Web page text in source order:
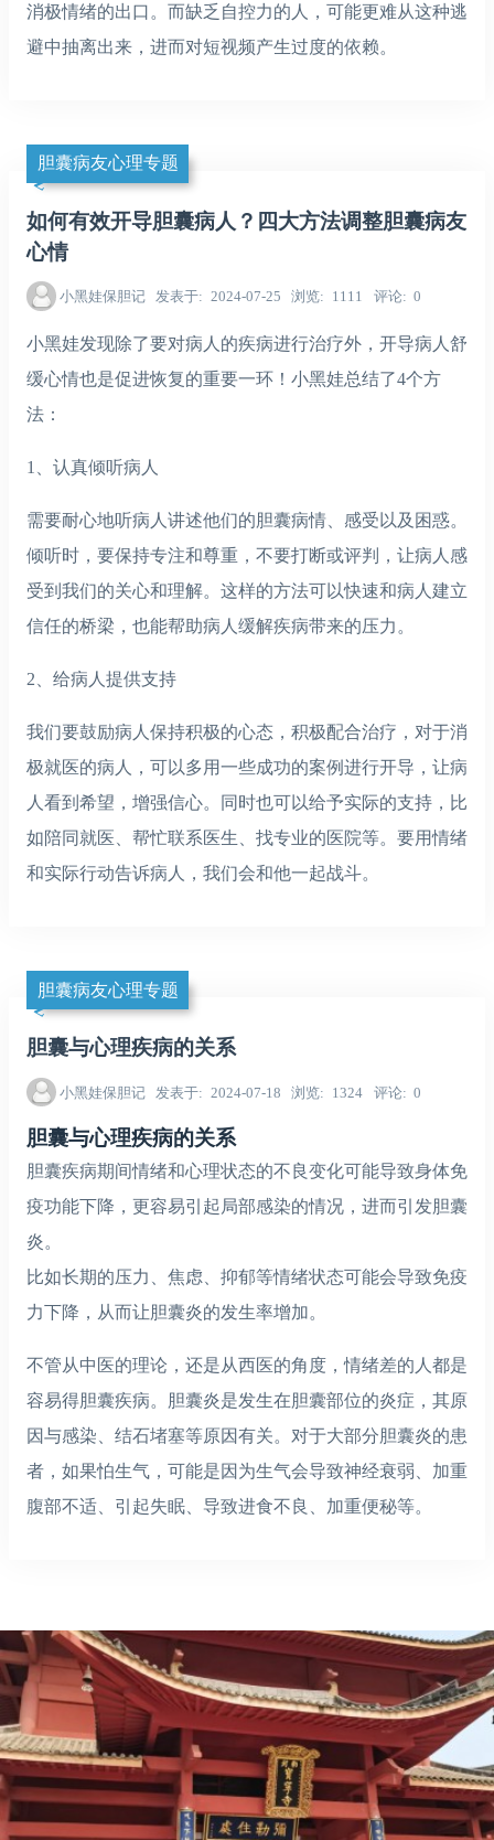
消极情绪的出口。而缺乏自控力的人，可能更难从这种逃
避中抽离出来，进而对短视频产生过度的依赖。
胆囊病友心理专题
如何有效开导胆囊病人？四大方法调整胆囊病友
心情
小黑娃保胆记 发表于 2024-07-25 浏览 1111 评论 0
小黑娃发现除了要对病人的疾病进行治疗外，开导病人舒
缓心情也是促进恢复的重要一环！小黑娃总结了4个方
法：
1、认真倾听病人
需要耐心地听病人讲述他们的胆囊病情、感受以及困惑。
倾听时，要保持专注和尊重，不要打断或评判，让病人感
受到我们的关心和理解。这样的方法可以快速和病人建立
信任的桥梁，也能帮助病人缓解疾病带来的压力。
2、给病人提供支持
我们要鼓励病人保持积极的心态，积极配合治疗，对于消
极就医的病人，可以多用一些成功的案例进行开导，让病
人看到希望，增强信心。同时也可以给予实际的支持，比
如陪同就医、帮忙联系医生、找专业的医院等。要用情绪
和实际行动告诉病人，我们会和他一起战斗。
胆囊病友心理专题
胆囊与心理疾病的关系
小黑娃保胆记 发表于 2024-07-18 浏览 1324 评论 0
胆囊与心理疾病的关系
胆囊疾病期间情绪和心理状态的不良变化可能导致身体免
疫功能下降，更容易引起局部感染的情况，进而引发胆囊
炎。
比如长期的压力、焦虑、抑郁等情绪状态可能会导致免疫
力下降，从而让胆囊炎的发生率增加。
不管从中医的理论，还是从西医的角度，情绪差的人都是
容易得胆囊疾病。胆囊炎是发生在胆囊部位的炎症，其原
因与感染、结石堵塞等原因有关。对于大部分胆囊炎的患
者，如果怕生气，可能是因为生气会导致神经衰弱、加重
腹部不适、引起失眠、导致进食不良、加重便秘等。